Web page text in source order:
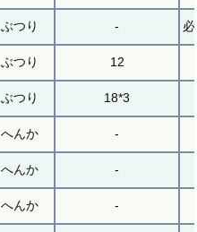
ぶつり -
ぶつり 12
ぶつり 18*3
へんか -
へんか -
へんか -